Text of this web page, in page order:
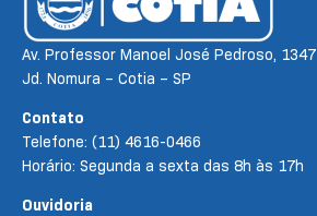
Av. Professor Manoel José Pedroso, 1347
Jd. Nomura – Cotia – SP
Contato
Telefone: (11) 4616-0466
Horário: Segunda a sexta das 8h às 17h
Ouvidoria